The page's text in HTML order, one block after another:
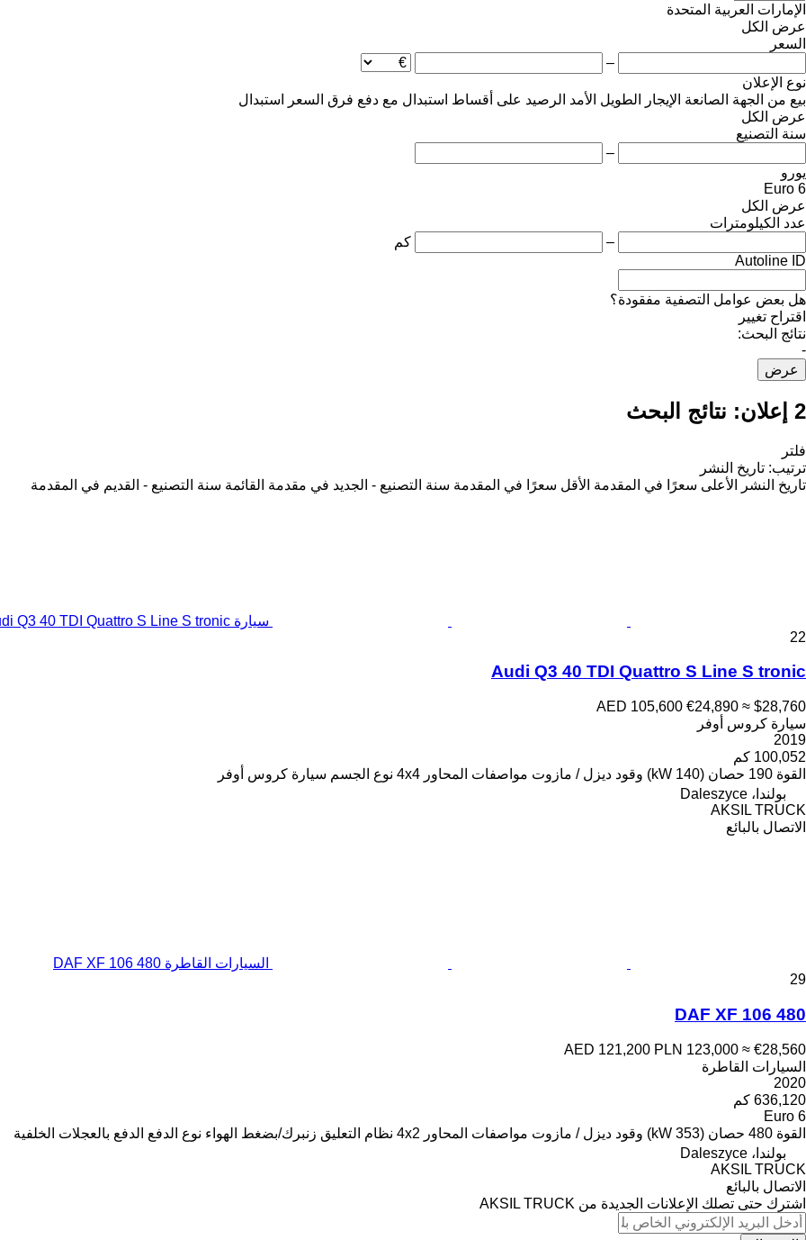
الإمارات العربية المتحدة
عرض الكل
السعر
–
نوع الإعلان
بيع من الجهة الصانعة الإيجار الطويل الأمد الرصيد على أقساط استبدال مع دفع فرق السعر
استبدال
عرض الكل
سنة التصنيع
–
يورو
Euro 6
عرض الكل
عدد الكيلومترات
–
كم
Autoline ID
هل بعض عوامل التصفية مفقودة؟
اقتراح تغيير
نتائج البحث:
-
عرض
2 إعلان: نتائج البحث
فلتر
ترتيب: تاريخ النشر
تاريخ النشر
الأعلى سعرًا في المقدمة الأقل سعرًا في المقدمة سنة التصنيع - الجديد في مقدمة القائمة سنة التصنيع - القديم في المقدمة
سيارة Audi Q3 40 TDI Quattro S Line S tronic
22
Audi Q3 40 TDI Quattro S Line S tronic
AED 105,600 €24,890 ≈ $28,760
سيارة كروس أوفر
2019
100,052 كم
القوة 190 حصان (140 kW) وقود ديزل / مازوت مواصفات المحاور 4x4 نوع الجسم سيارة كروس أوفر
بولندا، Daleszyce
AKSIL TRUCK
الاتصال بالبائع
السيارات القاطرة DAF XF 106 480
29
DAF XF 106 480
AED 121,200 PLN 123,000 ≈ €28,560
السيارات القاطرة
2020
636,120 كم
Euro 6
القوة 480 حصان (353 kW) وقود ديزل / مازوت مواصفات المحاور 4x2 نظام التعليق زنبرك/بضغط الهواء نوع الدفع الدفع بالعجلات الخلفية
بولندا، Daleszyce
AKSIL TRUCK
الاتصال بالبائع
اشترك حتى تصلك الإعلانات الجديدة من AKSIL TRUCK